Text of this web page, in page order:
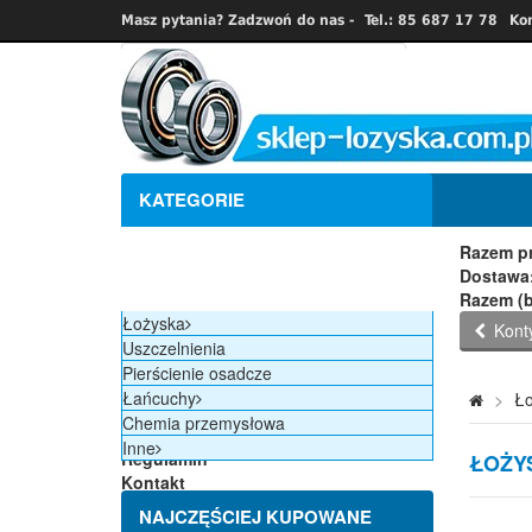
Masz pytania? Zadzwoń do nas - Tel.: 85 687 17 78
KATEGORIE
Razem
Razem
Strona główna
Nowości
Promocje
Producenci
Regulamin
Kontakt
Blog
Łożyska
Uszczelnienia
Pierścienie osadcze
Łańcuchy
Chemia przemysłowa
Inne
NAJCZĘŚCIEJ KUPOWANE
>